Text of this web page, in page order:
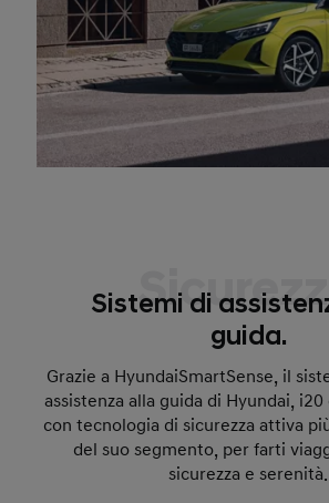
Sistemi di
guida.
Grazie a HyundaiSmartSense, il
assistenza alla guida di Hyundai,
con tecnologia di sicurezza attiva
del suo segmento, per farti
sicurezza e serenità.